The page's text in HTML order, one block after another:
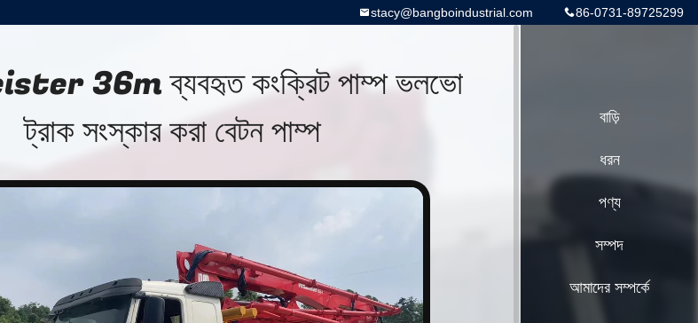
86-0731-89725299
stacy@bangboindustrial.com
36m ব্যবহৃত কংক্রিট পাম্প ভলভো
ট্রাক সংস্কার করা বেটন পাম্প
বাড়ি
ধরন
পণ্য
সম্পদ
আমাদের সম্পর্কে